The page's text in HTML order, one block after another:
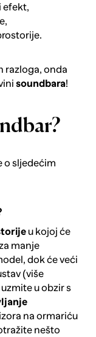
efekt,
razloga, onda
soundbara!
o sljedećim
u kojoj će
manje
dok će veći
(više
u obzir s
na ormariću
nešto